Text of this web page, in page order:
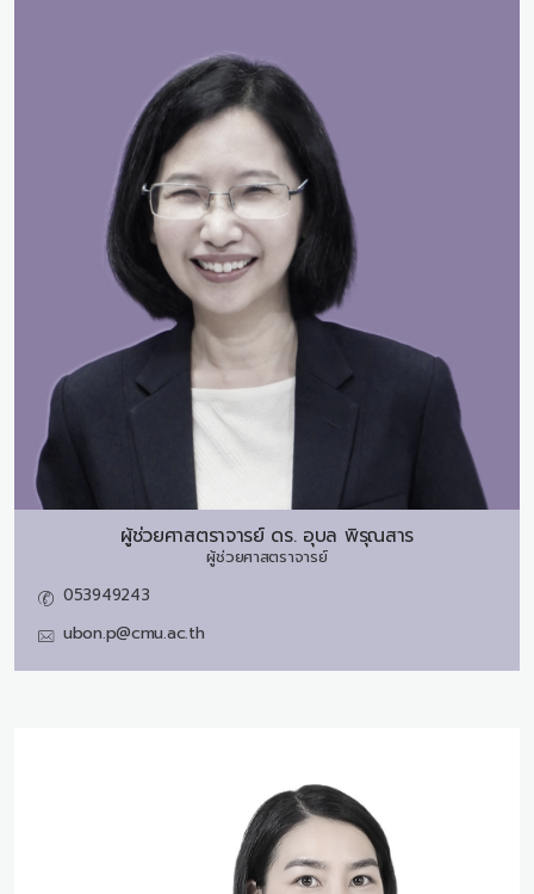
ผู้ช่วยศาสตราจารย์ ดร. อุบล พิรุณสาร
ผู้ช่วยศาสตราจารย์
053949243
ubon.p@cmu.ac.th